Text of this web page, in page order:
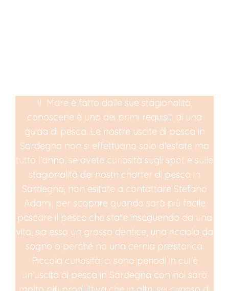
Il Mare è fatto dalle sue stagionalità,
conoscerle è uno dei primi requisiti di una
guida di pesca. Le nostre uscite di pesca in
Sardegna non si effettuano solo d’estate ma
tutto l’anno, se avete curiosità sugli spot e sulle
stagionalità dei nostri charter di pesca in
Sardegna, non esitate a contattare Stefano
Adami, per scoprire quando sarà più facile
pescare il pesce che state inseguendo da una
vita, sia esso un grosso dentice, una ricciola da
sogno o perché no una cernia preistorica.
Piccola curiosità: ci sono periodi in cui è
un’uscita di pesca in Sardegna con noi sarà